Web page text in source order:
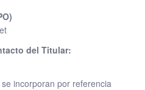
del Titular:
incorporan por referencia